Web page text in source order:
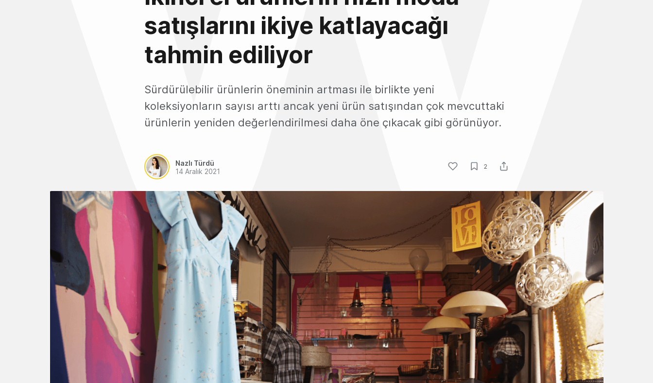
satışlarını ikiye katlayacağı
tahmin ediliyor
Sürdürülebilir ürünlerin öneminin artması ile birlikte yeni
koleksiyonların sayısı arttı ancak yeni ürün satışından çok mevcuttaki
ürünlerin yeniden değerlendirilmesi daha öne çıkacak gibi görünüyor.
Nazlı Türdü
14 Aralık 2021
2